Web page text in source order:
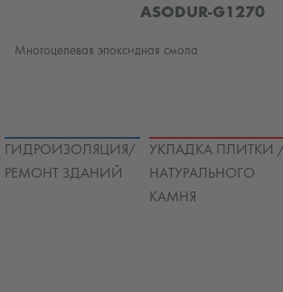
ASODUR-G1270
Многоцелевая эпоксидная смола
ГИДРОИЗОЛЯЦИЯ/
РЕМОНТ ЗДАНИЙ
УКЛАДКА ПЛИТКИ /
НАТУРАЛЬНОГО
КАМНЯ